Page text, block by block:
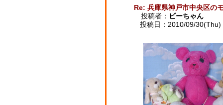
Re: 兵庫県神戸市中央区の
投稿者： ビーちゃん
投稿日：2010/09/